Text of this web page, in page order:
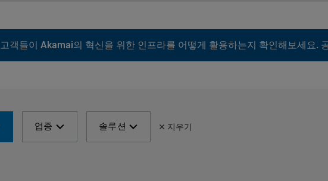
고객들이 Akamai의 혁신을 위한 인프라를 어떻게 활용하는지 확인해보세요.
지우기